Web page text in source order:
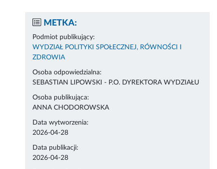
METKA:
Podmiot publikujący:
WYDZIAŁ POLITYKI SPOŁECZNEJ, RÓWNOŚCI I
ZDROWIA
Osoba odpowiedzialna:
SEBASTIAN LIPOWSKI - P.O. DYREKTORA WYDZIAŁU
Osoba publikująca:
ANNA CHODOROWSKA
Data wytworzenia:
2026-04-28
Data publikacji:
2026-04-28